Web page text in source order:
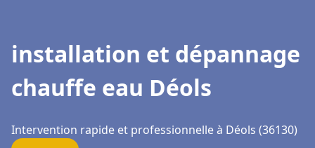
installation et dépannage
chauffe eau Déols
Intervention rapide et professionnelle à Déols (36130)